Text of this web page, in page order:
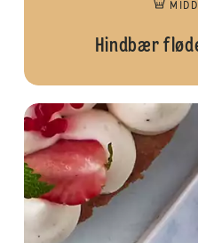
Hindbær